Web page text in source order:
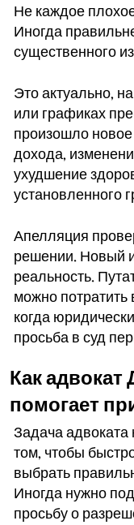
Не каждое
Иногда
существенного
Это актуально,
или графиках
произошло
дохода,
ухудшение
установленного
Апелляция
решении. Новый
реальность.
можно
когда
просьба в суд
Как
помогает
Задача адвоката
том, чтобы
выбрать
Иногда нужно
просьбу о